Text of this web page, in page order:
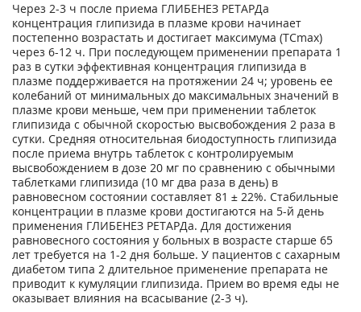
Через 2-3 ч после приема ГЛИБЕНЕЗ РЕТАРДа
концентрация глипизида в плазме крови начинает
постепенно возрастать и достигает максимума (ТСmах)
через 6-12 ч. При последующем применении препарата 1
раз в сутки эффективная концентрация глипизида в
плазме поддерживается на протяжении 24 ч; уровень ее
колебаний от минимальных до максимальных значений в
плазме крови меньше, чем при применении таблеток
глипизида с обычной скоростью высвобождения 2 раза в
сутки. Средняя относительная биодоступность глипизида
после приема внутрь таблеток с контролируемым
высвобождением в дозе 20 мг по сравнению с обычными
таблетками глипизида (10 мг два раза в день) в
равновесном состоянии составляет 81 ± 22%. Стабильные
концентрации в плазме крови достигаются на 5-й день
применения ГЛИБЕНЕЗ РЕТАРДа. Для достижения
равновесного состояния у больных в возрасте старше 65
лет требуется на 1-2 дня больше. У пациентов с сахарным
диабетом типа 2 длительное применение препарата не
приводит к кумуляции глипизида. Прием во время еды не
оказывает влияния на всасывание (2-3 ч).